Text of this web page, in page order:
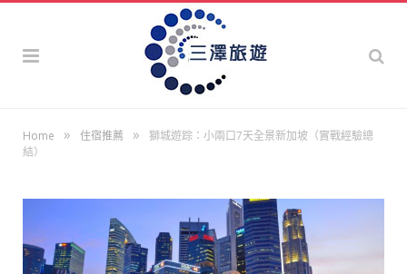
Home » 住宿推薦 »
獅城遊踪：小兩口7天全景新加坡（實戰經驗總
結）